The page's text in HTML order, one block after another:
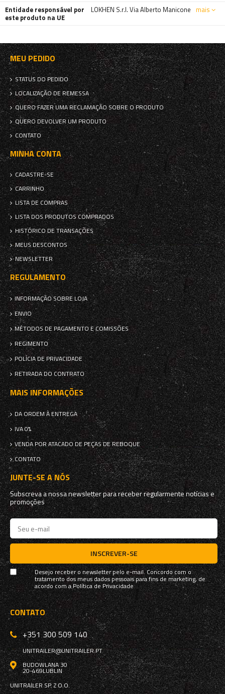
Entidade responsável por
este produto na UE
LOKHEN S.r.l. Via Alberto Manicone mais
MEU PEDIDO
STATUS DO PEDIDO
LOCALIZAÇÃO DE REMESSA
QUERO FAZER UMA RECLAMAÇÃO SOBRE O PRODUTO
QUERO DEVOLVER UM PRODUTO
CONTATO
MINHA CONTA
CADASTRE-SE
CARRINHO
LISTA DE COMPRAS
LISTA DOS PRODUTOS COMPRADOS
HISTÓRICO DE TRANSAÇÕES
MEUS DESCONTOS
NEWSLETTER
REGULAMENTO
INFORMAÇÃO SOBRE LOJA
ENVIO
MÉTODOS DE PAGAMENTO E COMISSÕES
REGIMENTO
POLÍCIA DE PRIVACIDADE
RETIRADA DO CONTRATO
MAIS INFORMAÇÕES
DA ORDEM À ENTREGA
IVA 0%
VENDA POR ATACADO DE PEÇAS DE REBOQUE
CONTATO
JUNTE-SE A NÓS
Subscreva a nossa newsletter para receber regularmente notícias e
promoções
INSCREVER-SE
Desejo receber o newsletter pelo e-mail. Concordo com o
tratamento dos meus dados pessoais para fins de marketing, de
acordo com aPolítica de Privacidade
CONTATO
+351 300 509 140
UNITRAILER@UNITRAILER.PT
BUDOWLANA 30
20-469LUBLIN
UNITRAILER SP. Z O.O.